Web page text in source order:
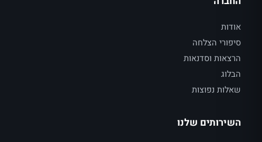
הצלחה
וסדנאות
נפוצות
שלנו